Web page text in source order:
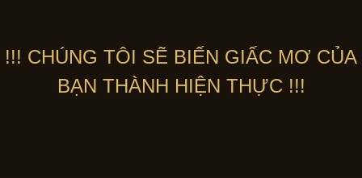
!!! CHÚNG TÔI SẼ BIẾN GIẤC MƠ CỦA
BẠN THÀNH HIỆN THỰC !!!